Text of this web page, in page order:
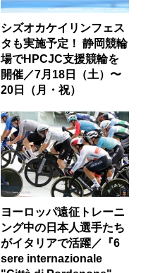
シズオカケイリンフェス
タも実施予定！ 静岡競輪
場でHPCJC支援競輪を
開催／7月18日（土）〜
20日（月・祝）
ヨーロッパ遠征トレーニ
ング中の日本人選手たち
がイタリアで活躍／『6
sere internazionale